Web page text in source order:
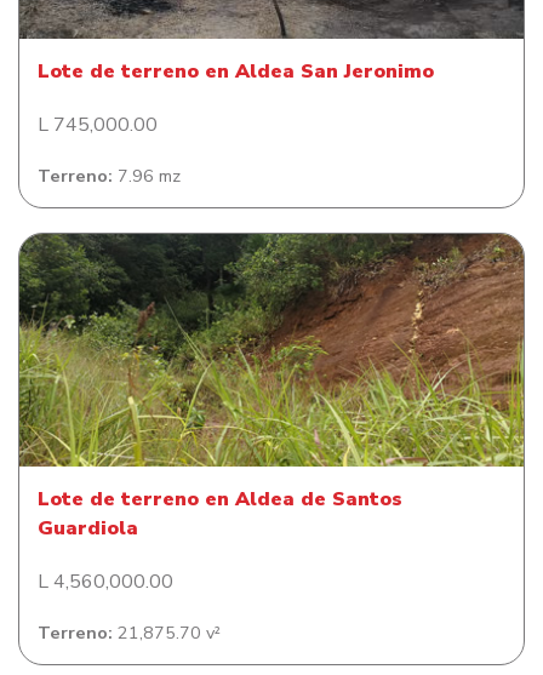
Lote de terreno en Aldea San Jeronimo
L 745,000.00
Terreno: 7.96 mz
Lote de terreno en Aldea de Santos Guardiola
Lote de terreno en Aldea de Santos
Guardiola
L 4,560,000.00
Terreno: 21,875.70 v²